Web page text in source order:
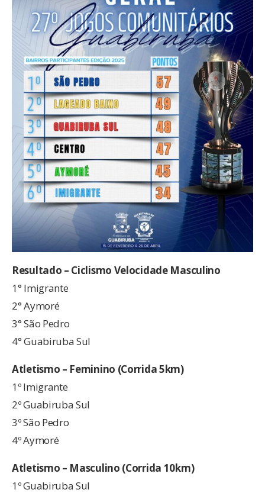
Resultado – Ciclismo Velocidade Masculino
1° Imigrante
2° Aymoré
3° São Pedro
4° Guabiruba Sul
Atletismo – Feminino (Corrida 5km)
1º Imigrante
2º Guabiruba Sul
3º São Pedro
4º Aymoré
Atletismo – Masculino (Corrida 10km)
1º Guabiruba Sul